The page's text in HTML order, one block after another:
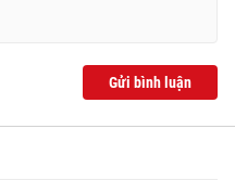
Hạnh, Phạm Quốc Thắng,
355 932
Gửi bình luận